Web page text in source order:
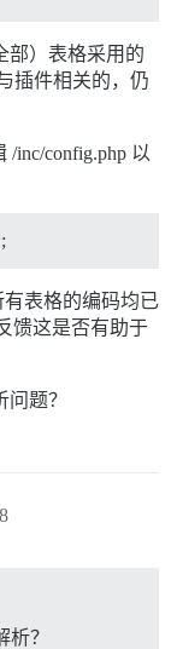
部）表格采用的
插件相关的，仍
inc/config.php 以
有表格的编码均已
馈这是否有助于
题？
？